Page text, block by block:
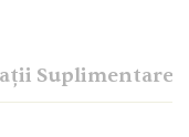
Suplimentare